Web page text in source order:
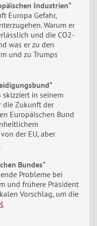
Industrien“
Europa Gefahr,
Warum er
und die CO2-
was er zu den
und zu Trumps
skizziert in seinem
die Zukunft der
Europäischen Bund
der EU, aber
Bundes“
Probleme bei
und frühere Präsident
Vorschlag, um die